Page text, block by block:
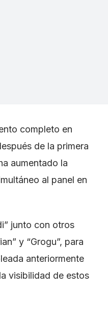
completo en
de la primera
aumentado la
al panel en
junto con otros
y “Grogu”, para
anteriormente
visibilidad de estos